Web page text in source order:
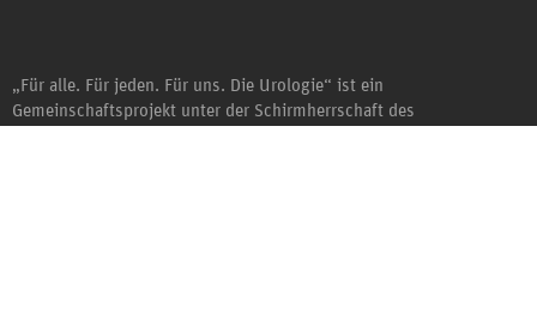
„Für alle. Für jeden. Für uns. Die Urologie“ ist ein
Gemeinschaftsprojekt unter der Schirmherrschaft des